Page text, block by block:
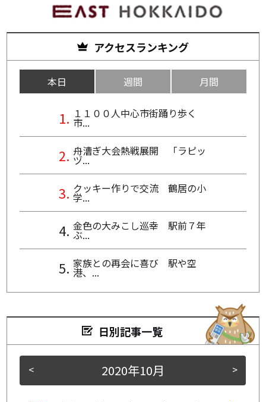
アクセスランキング
本日 週間 月間
１１００人中心市街踊り歩く
市...
舟漕ぎ大会熱戦展開 「ラピッ
ヅ...
クッキー作りで交流 鶴居の小
学...
金色の大みこし巡幸 駅前７年
ぶ...
家族との再会に喜び 駅や空
港、...
日別記事一覧
< >
2020年10月